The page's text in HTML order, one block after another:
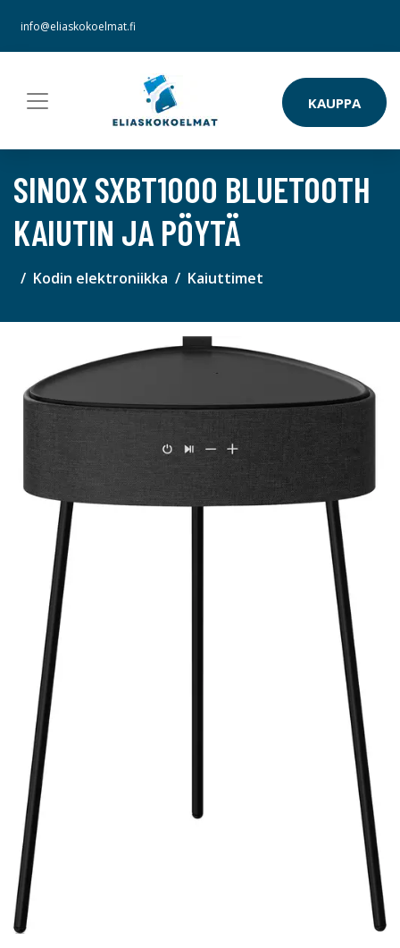
info@eliaskokoelmat.fi
KAUPPA
SINOX SXBT1000 BLUETOOTH
KAIUTIN JA PÖYTÄ
Kodin elektroniikka Kaiuttimet